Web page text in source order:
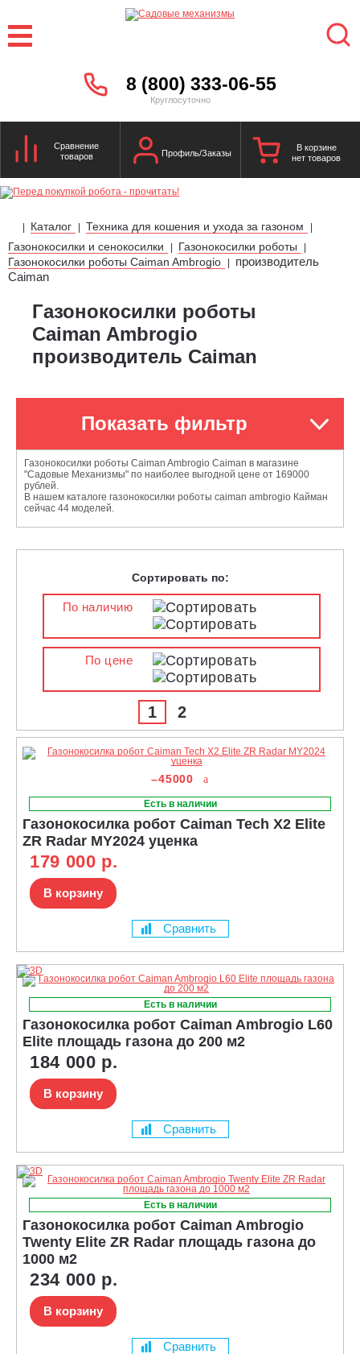
8 (800) 333-06-55
Круглосуточно
Сравнение
товаров
Профиль/Заказы
В корзине
нет товаров
| Каталог | Техника для кошения и ухода за газоном |
Газонокосилки и сенокосилки | Газонокосилки роботы |
Газонокосилки роботы Caiman Ambrogio |
производитель
Caiman
Газонокосилки роботы
Caiman Ambrogio
производитель Caiman
Показать фильтр
Газонокосилки роботы Caiman Ambrogio Caiman в магазине
"Садовые Механизмы" по наиболее выгодной цене от 169000
рублей.
В нашем каталоге газонокосилки роботы caiman ambrogio Кайман
сейчас 44 моделей.
Сортировать по:
По наличию
По цене
1 2
–45000
Есть в наличии
Газонокосилка робот Caiman Tech X2 Elite
ZR Radar MY2024 уценка
179 000 р.
В корзину
Сравнить
Есть в наличии
Газонокосилка робот Caiman Ambrogio L60
Elite площадь газона до 200 м2
184 000 р.
В корзину
Сравнить
Есть в наличии
Газонокосилка робот Caiman Ambrogio
Twenty Elite ZR Radar площадь газона до
1000 м2
234 000 р.
В корзину
Сравнить